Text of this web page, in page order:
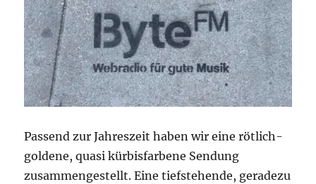
Passend zur Jahreszeit haben wir eine rötlich-
goldene, quasi kürbisfarbene Sendung
zusammengestellt. Eine tiefstehende, geradezu